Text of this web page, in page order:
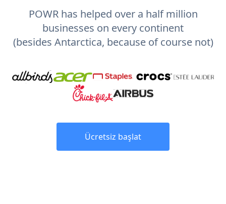
POWR has helped over a half million
businesses on every continent
(besides Antarctica, because of course not)
Ücretsiz başlat